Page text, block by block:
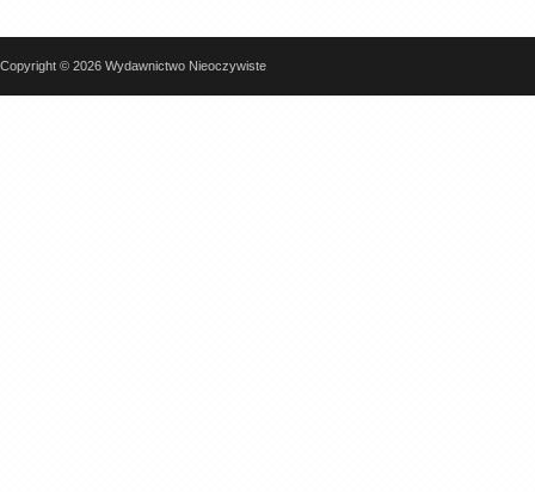
Copyright © 2026 Wydawnictwo Nieoczywiste